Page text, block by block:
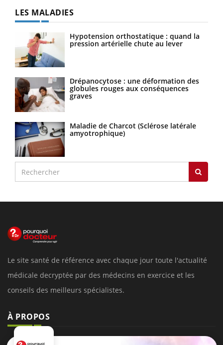
LES MALADIES
Hypotension orthostatique : quand la
pression artérielle chute au lever
Drépanocytose : une déformation des
globules rouges aux conséquences
graves
Maladie de Charcot (Sclérose latérale
amyotrophique)
Le site santé de référence avec chaque jour toute l'actualité
médicale decryptée par des médecins en exercice et les
conseils des meilleurs spécialistes.
À PROPOS